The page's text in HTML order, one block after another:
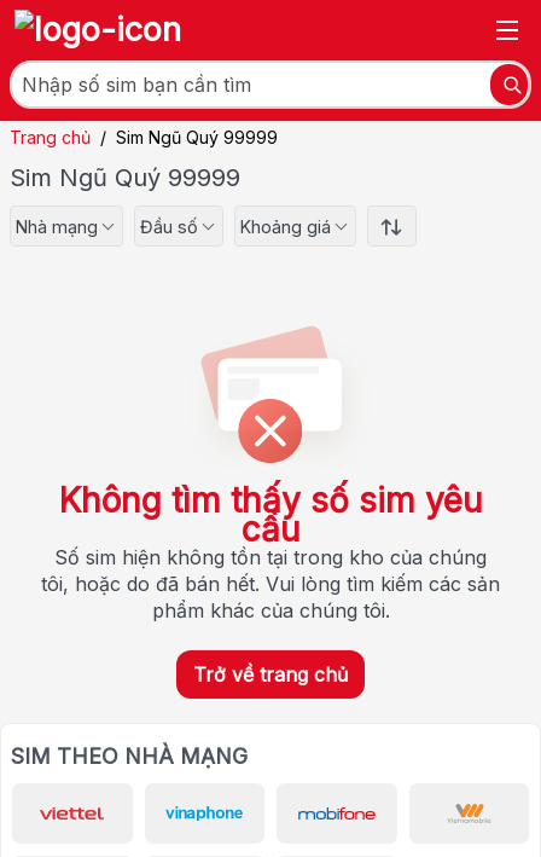
Trang chủ / Sim Ngũ Quý 99999
Sim Ngũ Quý 99999
Nhà mạng Đầu số Khoảng giá
Không tìm thấy số sim yêu
cầu
Số sim hiện không tồn tại trong kho của chúng
tôi, hoặc do đã bán hết. Vui lòng tìm kiếm các sản
phẩm khác của chúng tôi.
Trở về trang chủ
SIM THEO NHÀ MẠNG